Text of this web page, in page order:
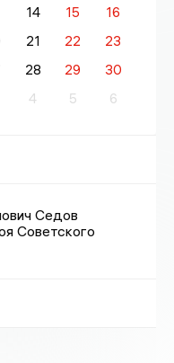
14 15
16
21 22
23
28 29
30
4 5 6
Седов
Советского